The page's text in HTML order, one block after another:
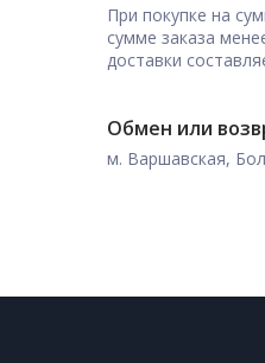
При покупке на
сумме заказа
доставки
Обмен или
м. Варшавская,